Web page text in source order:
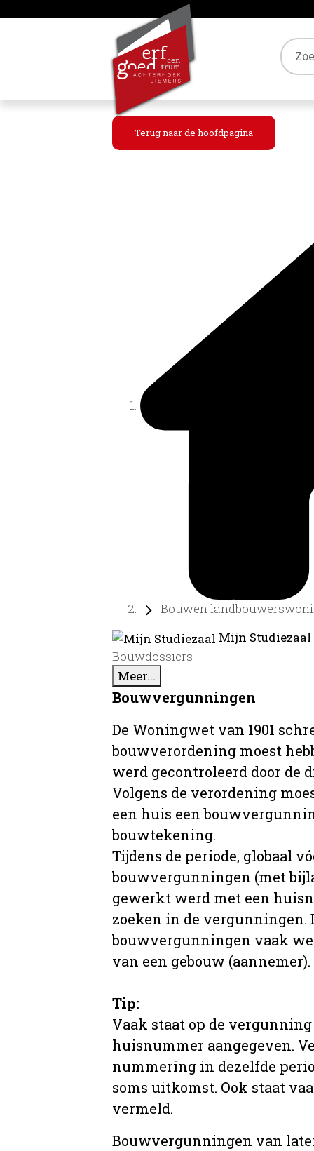
Terug naar de hoofdpagina
Bouwen
Mijn
Bouwdossiers
Meer...
Bouwvergunningen
De Woningwet van 1901
bouwverordening moest
werd gecontroleerd door de
Volgens de verordening
een huis een
bouwtekening.
Tijdens de periode, globaal
bouwvergunningen (met
gewerkt werd met een
zoeken in de vergunningen.
bouwvergunningen vaak
van een gebouw (aannemer).
Tip:
Vaak staat op de
huisnummer aangegeven.
nummering in dezelfde
soms uitkomst. Ook staat
vermeld.
Bouwvergunningen van